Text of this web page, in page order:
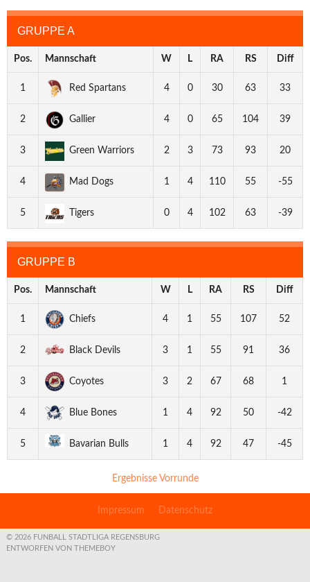
GRUPPE A
Pos. Mannschaft W L RA RS Diff
1 Red Spartans 4 0 30 63 33
2 Gallier 4 0 65 104 39
3 Green Warriors 2 3 73 93 20
4 Mad Dogs 1 4 110 55 -55
5 Tigers 0 4 102 63 -39
GRUPPE B
Pos. Mannschaft W L RA RS Diff
1 Chiefs 4 1 55 107 52
2 Black Devils 3 1 55 91 36
3 Coyotes 3 2 67 68 1
4 Blue Bones 1 4 92 50 -42
5 Bavarian Bulls 1 4 92 47 -45
Ergebnisse Vorrunde
Impressum Datenschutz
© 2026 FUNBALL STADTLIGA REGENSBURG
ENTWORFEN VON THEMEBOY